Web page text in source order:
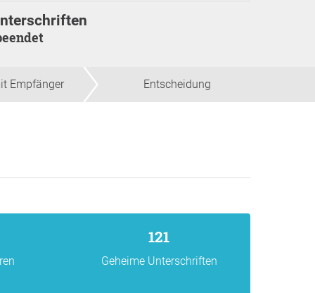
Empfänger Entscheidung
121
Geheime Unterschriften